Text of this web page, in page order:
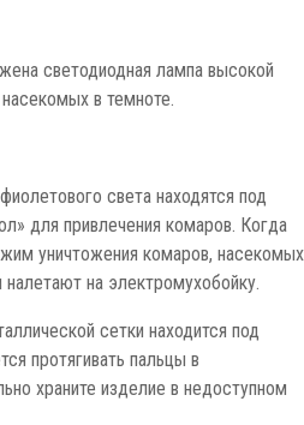
светодиодная лампа высокой
в темноте.
света находятся под
для привлечения комаров. Когда
уничтожения комаров, насекомых
на электромухобойку.
сетки находится под
протягивать пальцы в
храните изделие в недоступном